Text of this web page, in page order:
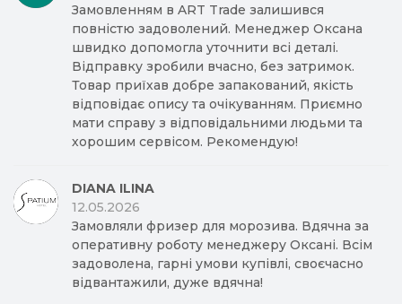
Замовленням в ART Trade залишився
повністю задоволений. Менеджер Оксана
швидко допомогла уточнити всі деталі.
Відправку зробили вчасно, без затримок.
Товар приїхав добре запакований, якість
відповідає опису та очікуванням. Приємно
мати справу з відповідальними людьми та
хорошим сервісом. Рекомендую!
DIANA ILINA
12.05.2026
Замовляли фризер для морозива. Вдячна за
оперативну роботу менеджеру Оксані. Всім
задоволена, гарні умови купівлі, своєчасно
відвантажили, дуже вдячна!